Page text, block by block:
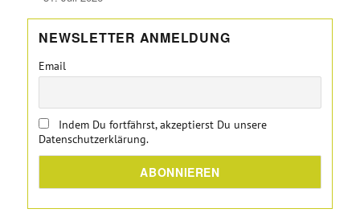
NEWSLETTER ANMELDUNG
Email
Indem Du fortfährst, akzeptierst Du unsere
Datenschutzerklärung.